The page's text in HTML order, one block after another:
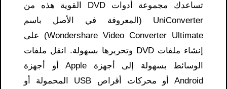
تساعدك مجموعة أدوات DVD القوية هذه من
UniConverter (المعروفة في الأصل باسم
Wondershare Video Converter Ultimate) على
إنشاء ملفات DVD وتحريرها بسهولة. انقل ملفات
الوسائط بسهولة إلى أجهزة Apple أو أجهزة
Android أو محركات أقراص USB المحمولة أو